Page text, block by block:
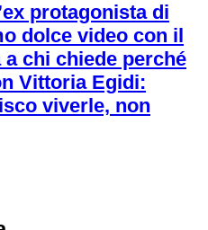
protagonista di
dolce video con il
chi chiede perché
Vittoria Egidi:
viverle, non